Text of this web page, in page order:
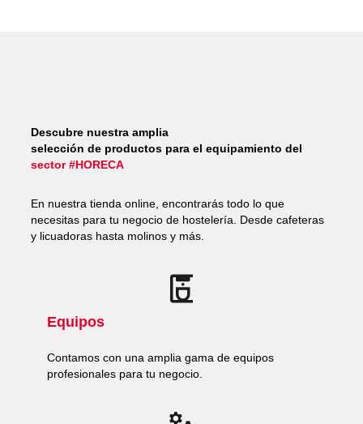
Descubre nuestra amplia
selección de productos para el equipamiento del
sector #HORECA
En nuestra tienda online, encontrarás todo lo que
necesitas para tu negocio de hostelería. Desde cafeteras
y licuadoras hasta molinos y más.
Equipos
Contamos con una amplia gama de equipos
profesionales para tu negocio.